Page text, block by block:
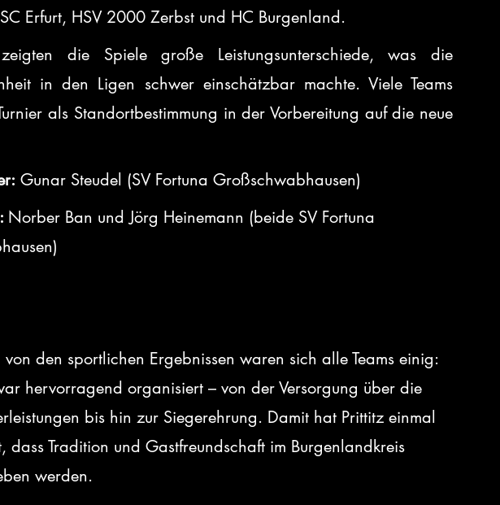
Erfurt, HSV 2000 Zerbst und HC Burgenland.
die Spiele große Leistungsunterschiede, was die
in den Ligen schwer einschätzbar machte. Viele Teams
als Standortbestimmung in der Vorbereitung auf die neue
Gunar Steudel (SV Fortuna Großschwabhausen)
Norber Ban und Jörg Heinemann (beide SV Fortuna
den sportlichen Ergebnissen waren sich alle Teams einig:
hervorragend organisiert – von der Versorgung über die
bis hin zur Siegerehrung. Damit hat Prittitz einmal
dass Tradition und Gastfreundschaft im Burgenlandkreis
werden.